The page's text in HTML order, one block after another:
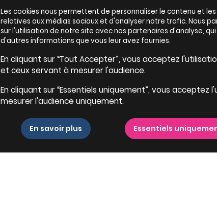
Les cookies nous permettent de personnaliser le contenu et
relatives aux médias sociaux et d'analyser notre trafic. Nous
sur l'utilisation de notre site avec nos partenaires d'analyse,
d'autres informations que vous leur avez fournies.
En cliquant sur “Tout Accepter”, vous acceptez
et ceux servant à mesurer l'audience.
En cliquant sur “Essentiels uniquement”, vous acceptez
mesurer l'audience uniquement.
En savoir plus Essentiels